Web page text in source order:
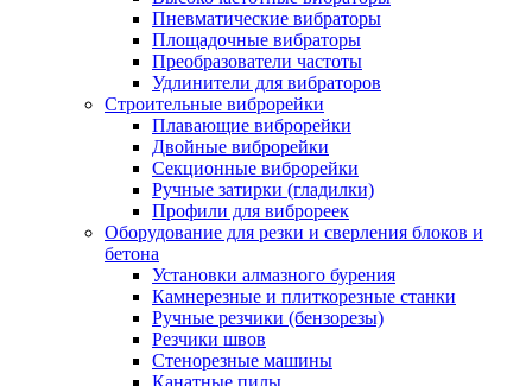
Пневматические вибраторы
Площадочные вибраторы
Преобразователи частоты
Удлинители для вибраторов
Строительные виброрейки
Плавающие виброрейки
Двойные виброрейки
Секционные виброрейки
Ручные затирки (гладилки)
Профили для виброреек
Оборудование для резки и сверления блоков и
бетона
Установки алмазного бурения
Камнерезные и плиткорезные станки
Ручные резчики (бензорезы)
Резчики швов
Стенорезные машины
Канатные пилы